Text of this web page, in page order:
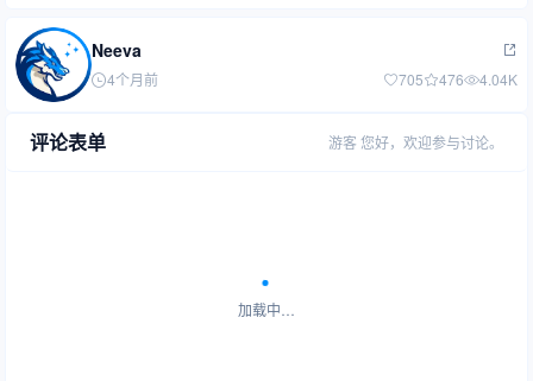
Neeva
4个月前 705 476 4.04K
评论表单 游客 您好，欢迎参与讨论。
加载中…